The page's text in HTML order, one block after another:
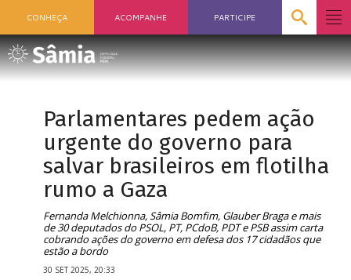
CONHEÇA ACOMPANHE PARTICIPE
Parlamentares pedem ação
urgente do governo para
salvar brasileiros em flotilha
rumo a Gaza
Fernanda Melchionna, Sâmia Bomfim, Glauber Braga e mais
de 30 deputados do PSOL, PT, PCdoB, PDT e PSB assim carta
cobrando ações do governo em defesa dos 17 cidadãos que
estão a bordo
30 SET 2025, 20:33